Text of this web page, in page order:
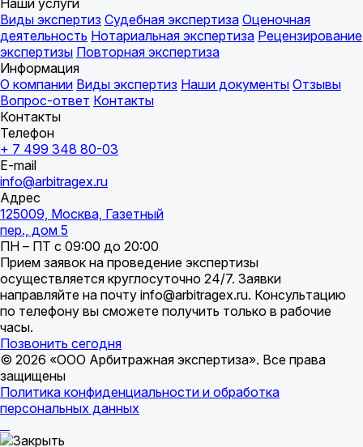
Наши услуги
Виды экспертиз Судебная экспертиза Оценочная
деятельность Нотариальная экспертиза Рецензирование
экспертизы Повторная экспертиза
Информация
О компании Виды экспертиз Наши документы Отзывы
Вопрос-ответ Контакты
Контакты
Телефон
+ 7 499 348 80-03
E-mail
info@arbitragex.ru
Адрес
125009, Москва, Газетный
пер., дом 5
ПН – ПТ с 09:00 до 20:00
Прием заявок на проведение экспертизы
осуществляется круглосуточно 24/7. Заявки
направляйте на почту info@arbitragex.ru. Консультацию
по телефону вы сможете получить только в рабочие
часы.
Позвонить сегодня
© 2026 «ООО Арбитражная экспертиза». Все права
защищены
Политика конфиденциальности и обработка
персональных данных